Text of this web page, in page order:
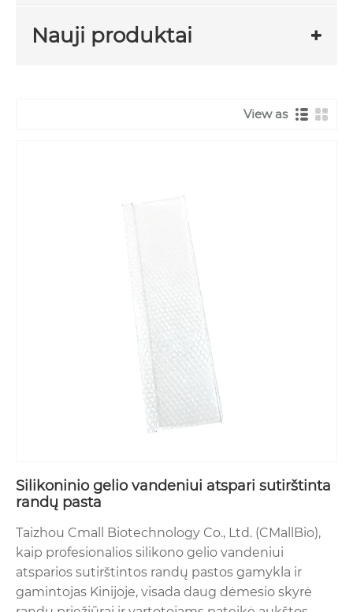
Nauji produktai
View as
Silikoninio gelio vandeniui atspari sutirštinta
randų pasta
Taizhou Cmall Biotechnology Co., Ltd. (CMallBio),
kaip profesionalios silikono gelio vandeniui
atsparios sutirštintos randų pastos gamykla ir
gamintojas Kinijoje, visada daug dėmesio skyrė